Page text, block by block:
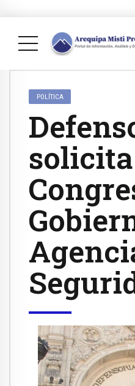
POLÍTICA